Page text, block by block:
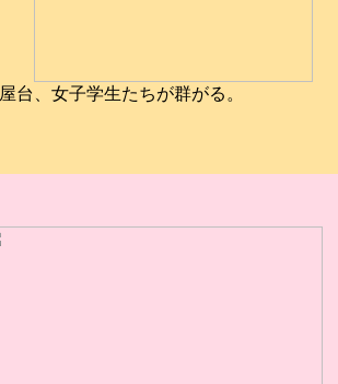
屋台、女子学生たちが群がる。